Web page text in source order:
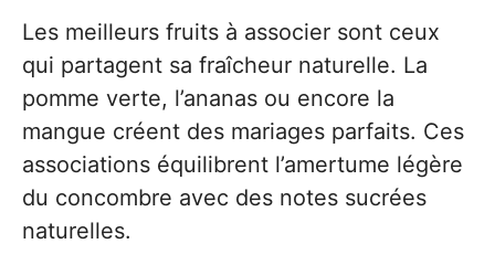
Les meilleurs fruits à associer sont ceux
qui partagent sa fraîcheur naturelle. La
pomme verte, l’ananas ou encore la
mangue créent des mariages parfaits. Ces
associations équilibrent l’amertume légère
du concombre avec des notes sucrées
naturelles.